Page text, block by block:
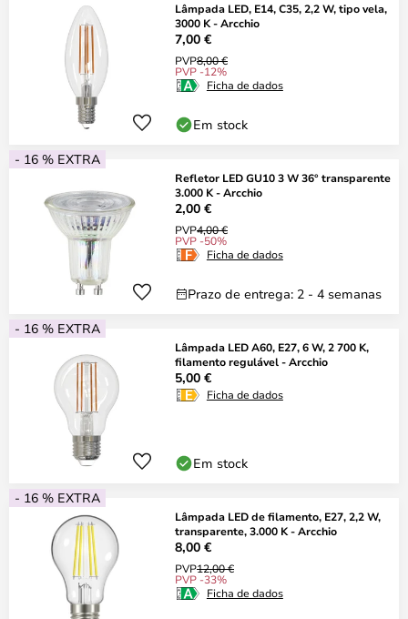
Lâmpada LED, E14, C35, 2,2 W, tipo vela,
3000 K - Arcchio
7,00 €
PVP8,00 €
PVP -12%
Ficha de dados
Em stock
- 16 % EXTRA
Refletor LED GU10 3 W 36° transparente
3.000 K - Arcchio
2,00 €
PVP4,00 €
PVP -50%
Ficha de dados
Prazo de entrega: 2 - 4 semanas
- 16 % EXTRA
Lâmpada LED A60, E27, 6 W, 2 700 K,
filamento regulável - Arcchio
5,00 €
Ficha de dados
Em stock
- 16 % EXTRA
Lâmpada LED de filamento, E27, 2,2 W,
transparente, 3.000 K - Arcchio
8,00 €
PVP12,00 €
PVP -33%
Ficha de dados